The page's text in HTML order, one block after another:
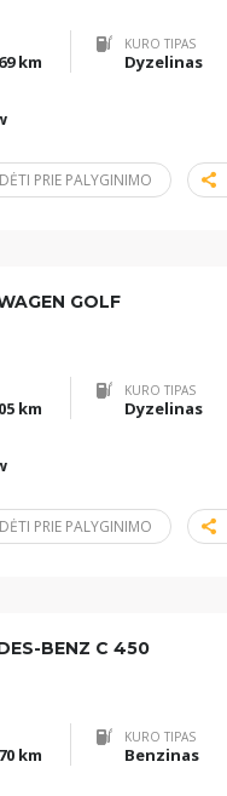
km
KURO TIPAS
Dyzelinas
PRIE PALYGINIMO
GOLF
km
KURO TIPAS
Dyzelinas
PRIE PALYGINIMO
BENZ C 450
km
KURO TIPAS
Benzinas